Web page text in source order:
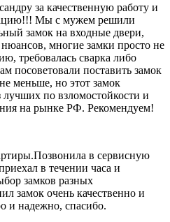
за качественную работу и
Мы с мужем решили
замок на входные двери,
нюансов, многие замки просто не
требовалась сварка либо
посоветовали поставить замок
меньше, но этот замок
лучших по взломостойкости и
на рынке РФ. Рекомендуем!
в сервисную
в течении часа и
замков разных
замок очень качественно и
и надежно, спасибо.